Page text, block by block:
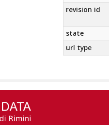
revision id
state
url type